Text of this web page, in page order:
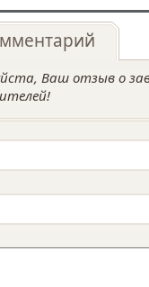
Ваш отзыв о